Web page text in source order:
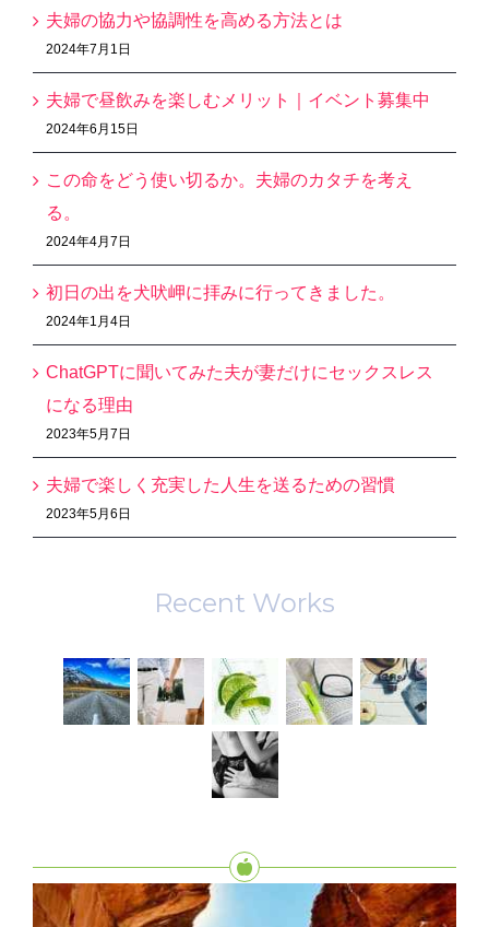
夫婦の協力や協調性を高める方法とは
2024年7月1日
夫婦で昼飲みを楽しむメリット｜イベント募集中
2024年6月15日
この命をどう使い切るか。夫婦のカタチを考え
る。
2024年4月7日
初日の出を犬吠岬に拝みに行ってきました。
2024年1月4日
ChatGPTに聞いてみた夫が妻だけにセックスレス
になる理由
2023年5月7日
夫婦で楽しく充実した人生を送るための習慣
2023年5月6日
Recent Works